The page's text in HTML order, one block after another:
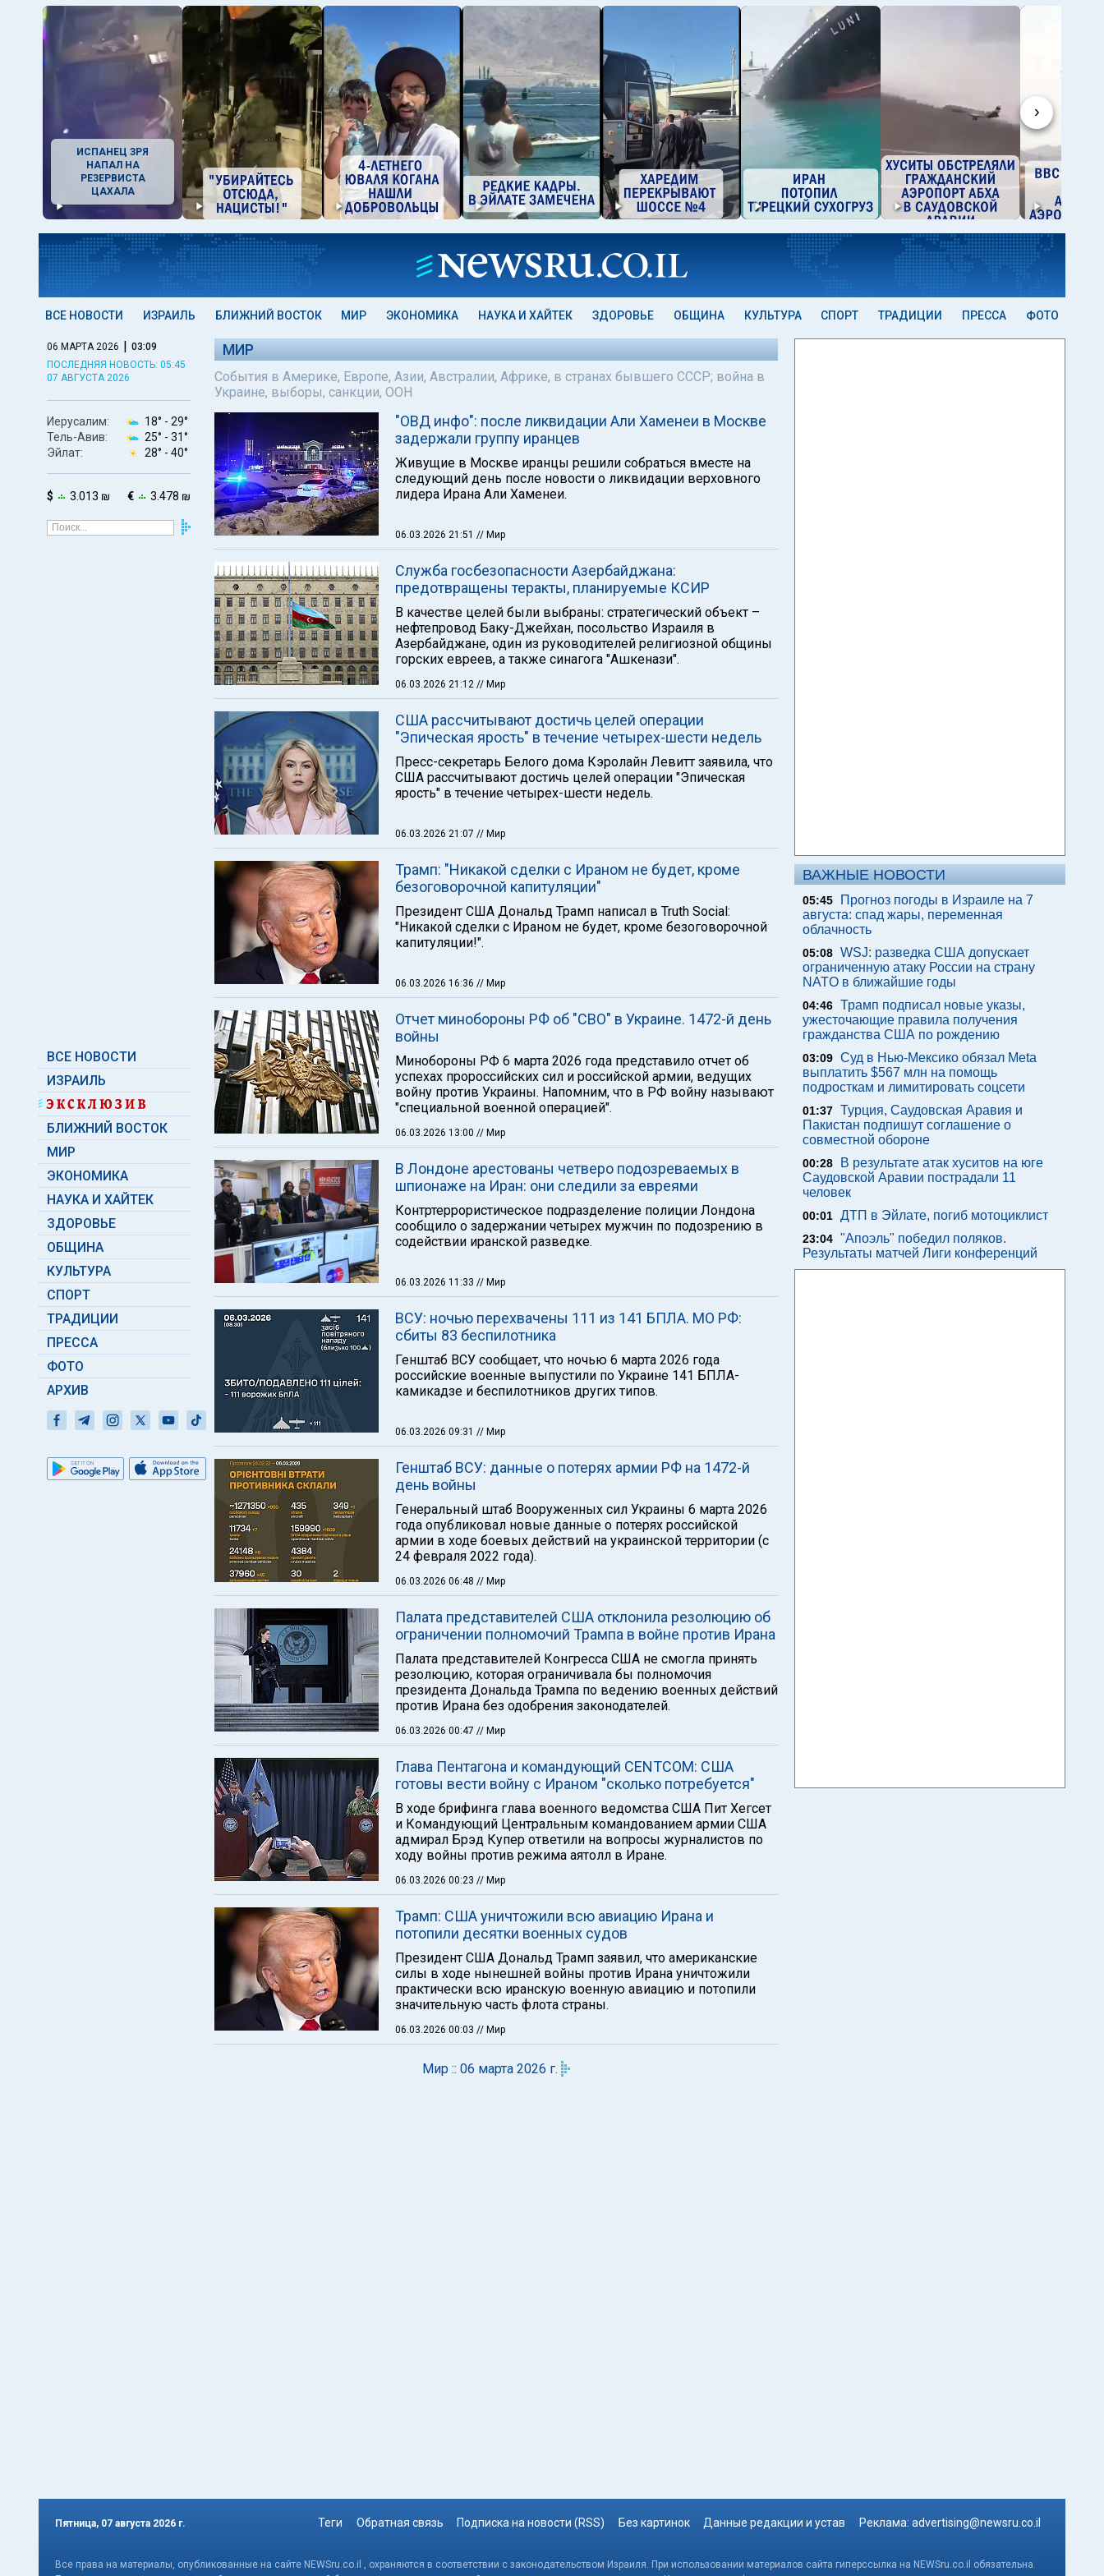
›
ИСПАНЕЦ ЗРЯ
НАПАЛ НА
РЕЗЕРВИСТА
ЦАХАЛА
ВСЕ НОВОСТИ ИЗРАИЛЬ БЛИЖНИЙ ВОСТОК МИР ЭКОНОМИКА НАУКА И ХАЙТЕК ЗДОРОВЬЕ ОБЩИНА КУЛЬТУРА СПОРТ ТРАДИЦИИ ПРЕССА ФОТО
06 МАРТА 2026 | 03:09
ПОСЛЕДНЯЯ НОВОСТЬ: 05:45
07 АВГУСТА 2026
Иерусалим: 18° - 29°
Тель-Авив:
25° - 31°
Эйлат:
28° - 40°
$ 3.013 ₪ € 3.478 ₪
ВСЕ НОВОСТИ
ИЗРАИЛЬ
БЛИЖНИЙ ВОСТОК
МИР
ЭКОНОМИКА
НАУКА И ХАЙТЕК
ЗДОРОВЬЕ
ОБЩИНА
КУЛЬТУРА
СПОРТ
ТРАДИЦИИ
ПРЕССА
ФОТО
АРХИВ
МИР
События в Америке, Европе, Азии, Австралии, Африке, в странах бывшего СССР; война в
Украине, выборы, санкции, ООН
"ОВД инфо": после ликвидации Али Хаменеи в Москве
задержали группу иранцев
Живущие в Москве иранцы решили собраться вместе на
следующий день после новости о ликвидации верховного
лидера Ирана Али Хаменеи.
06.03.2026 21:51 // Мир
Служба госбезопасности Азербайджана:
предотвращены теракты, планируемые КСИР
В качестве целей были выбраны: стратегический объект –
нефтепровод Баку-Джейхан, посольство Израиля в
Азербайджане, один из руководителей религиозной общины
горских евреев, а также синагога "Ашкенази".
06.03.2026 21:12 // Мир
США рассчитывают достичь целей операции
"Эпическая ярость" в течение четырех-шести недель
Пресс-секретарь Белого дома Кэролайн Левитт заявила, что
США рассчитывают достичь целей операции "Эпическая
ярость" в течение четырех-шести недель.
06.03.2026 21:07 // Мир
Трамп: "Никакой сделки с Ираном не будет, кроме
безоговорочной капитуляции"
Президент США Дональд Трамп написал в Truth Social:
"Никакой сделки с Ираном не будет, кроме безоговорочной
капитуляции!".
06.03.2026 16:36 // Мир
Отчет минобороны РФ об "СВО" в Украине. 1472-й день
войны
Минобороны РФ 6 марта 2026 года представило отчет об
успехах пророссийских сил и российской армии, ведущих
войну против Украины. Напомним, что в РФ войну называют
"специальной военной операцией".
06.03.2026 13:00 // Мир
В Лондоне арестованы четверо подозреваемых в
шпионаже на Иран: они следили за евреями
Контртеррористическое подразделение полиции Лондона
сообщило о задержании четырех мужчин по подозрению в
содействии иранской разведке.
06.03.2026 11:33 // Мир
ВСУ: ночью перехвачены 111 из 141 БПЛА. МО РФ:
сбиты 83 беспилотника
Генштаб ВСУ сообщает, что ночью 6 марта 2026 года
российские военные выпустили по Украине 141 БПЛА-
камикадзе и беспилотников других типов.
06.03.2026 09:31 // Мир
Генштаб ВСУ: данные о потерях армии РФ на 1472-й
день войны
Генеральный штаб Вооруженных сил Украины 6 марта 2026
года опубликовал новые данные о потерях российской
армии в ходе боевых действий на украинской территории (с
24 февраля 2022 года).
06.03.2026 06:48 // Мир
Палата представителей США отклонила резолюцию об
ограничении полномочий Трампа в войне против Ирана
Палата представителей Конгресса США не смогла принять
резолюцию, которая ограничивала бы полномочия
президента Дональда Трампа по ведению военных действий
против Ирана без одобрения законодателей.
06.03.2026 00:47 // Мир
Глава Пентагона и командующий CENTCOM: США
готовы вести войну с Ираном "сколько потребуется"
В ходе брифинга глава военного ведомства США Пит Хегсет
и Командующий Центральным командованием армии США
адмирал Брэд Купер ответили на вопросы журналистов по
ходу войны против режима аятолл в Иране.
06.03.2026 00:23 // Мир
Трамп: США уничтожили всю авиацию Ирана и
потопили десятки военных судов
Президент США Дональд Трамп заявил, что американские
силы в ходе нынешней войны против Ирана уничтожили
практически всю иранскую военную авиацию и потопили
значительную часть флота страны.
06.03.2026 00:03 // Мир
Мир :: 06 марта 2026 г.
ВАЖНЫЕ НОВОСТИ
05:45
Прогноз погоды в Израиле на 7
августа: спад жары, переменная
облачность
05:08 WSJ: разведка США допускает
ограниченную атаку России на страну
NATO в ближайшие годы
04:46 Трамп подписал новые указы,
ужесточающие правила получения
гражданства США по рождению
03:09 Суд в Нью-Мексико обязал Meta
выплатить $567 млн на помощь
подросткам и лимитировать соцсети
01:37 Турция, Саудовская Аравия и
Пакистан подпишут соглашение о
совместной обороне
00:28
В результате атак хуситов на юге
Саудовской Аравии пострадали 11
человек
00:01 ДТП в Эйлате, погиб мотоциклист
23:04 "Апоэль" победил поляков.
Результаты матчей Лиги конференций
Пятница, 07 августа 2026 г. Теги Обратная связь Подписка на новости (RSS) Без картинок Данные редакции и устав Реклама: advertising@newsru.co.il
Все права на материалы, опубликованные на сайте NEWSru.co.il , охраняются в соответствии с законодательством Израиля. При использовании материалов сайта гиперссылка на NEWSru.co.il обязательна.